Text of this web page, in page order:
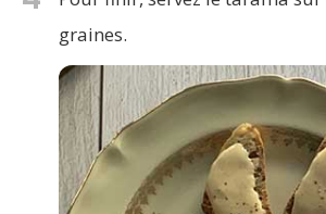
graines.